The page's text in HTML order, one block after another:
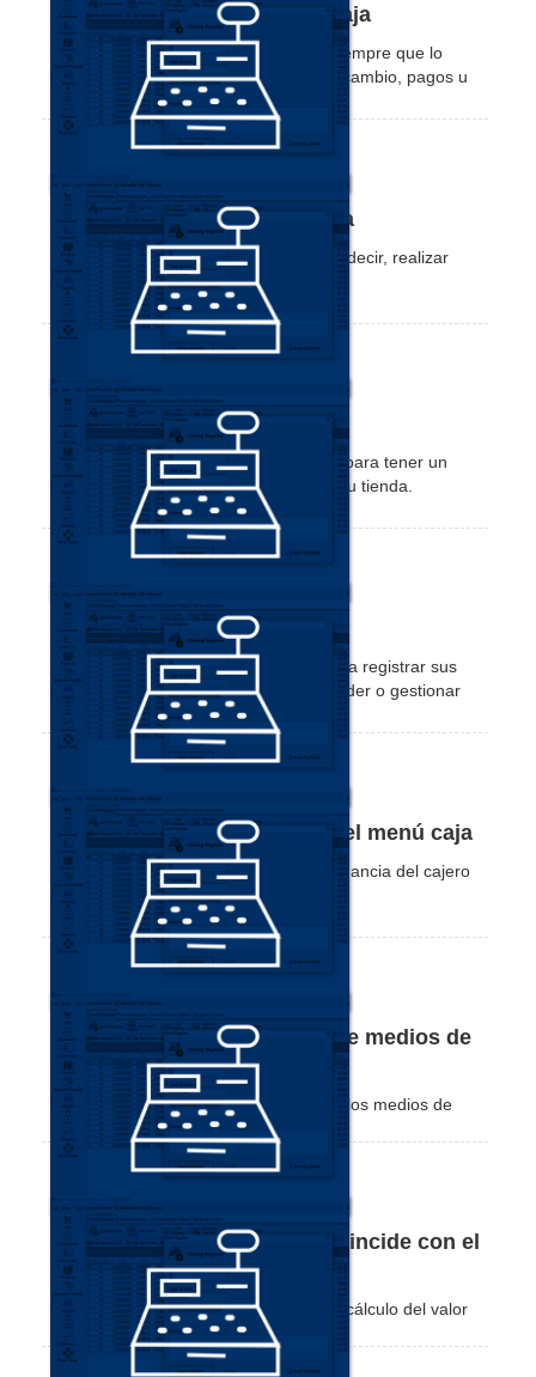
Cómo agregar dinero en la caja
Vea cómo agregar dinero en su caja siempre que lo
necesite. Este valor puede servir para cambio, pagos u
otros fines.
Cómo retirar dinero de la caja
Aprenda a retirar dinero de su caja, es decir, realizar
una retirada.
Cómo cerrar la caja
Vea cómo cerrar la caja al final del día para tener un
mejor control de las transacciones de su tienda.
Cómo abrir la caja
Vea cómo abrir su caja para comenzar a registrar sus
transacciones en Nex, ya sea para vender o gestionar
su stock.
Cómo ver las ganancias por el menú caja
¡Vea lo práctico que es visualizar la ganancia del cajero
actual en Nex!
Cómo consultar el historial de medios de
pago
Vea cómo verificar el historial de todos los medios de
pago registrados en el Nex.
El saldo final de la caja no coincide con el
total del sistema
Este tutorial muestra cómo funciona el cálculo del valor
final de la caja en el NEX.